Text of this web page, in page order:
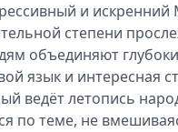
и
степени
объединяют
язык и интересная
ведёт летопись
по теме, не